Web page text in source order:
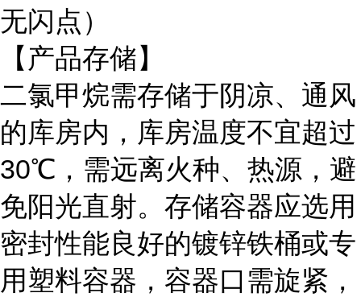
无闪点）
【产品存储】
二氯甲烷需存储于阴凉、通风
的库房内，库房温度不宜超过
30℃，需远离火种、热源，避
免阳光直射。存储容器应选用
密封性能良好的镀锌铁桶或专
用塑料容器，容器口需旋紧，